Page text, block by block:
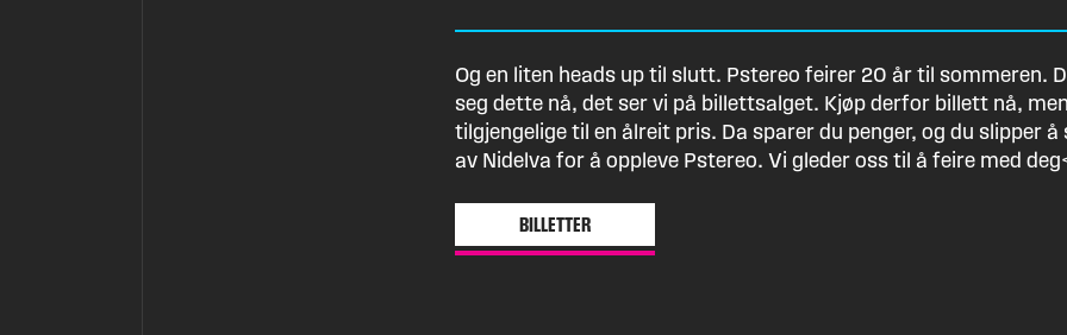
Og en liten heads up til slutt. Pstereo feirer 20 år til sommeren.
seg dette nå, det ser vi på billettsalget. Kjøp derfor billett nå,
tilgjengelige til en ålreit pris. Da sparer du penger, og du slipper
av Nidelva for å oppleve Pstereo. Vi gleder oss til å feire med
BILLETTER